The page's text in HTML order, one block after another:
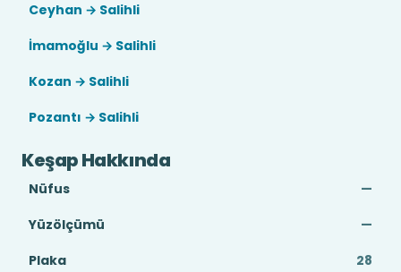
Ceyhan → Salihli
İmamoğlu → Salihli
Kozan → Salihli
Pozantı → Salihli
Keşap Hakkında
Nüfus
—
Yüzölçümü
—
Plaka
28